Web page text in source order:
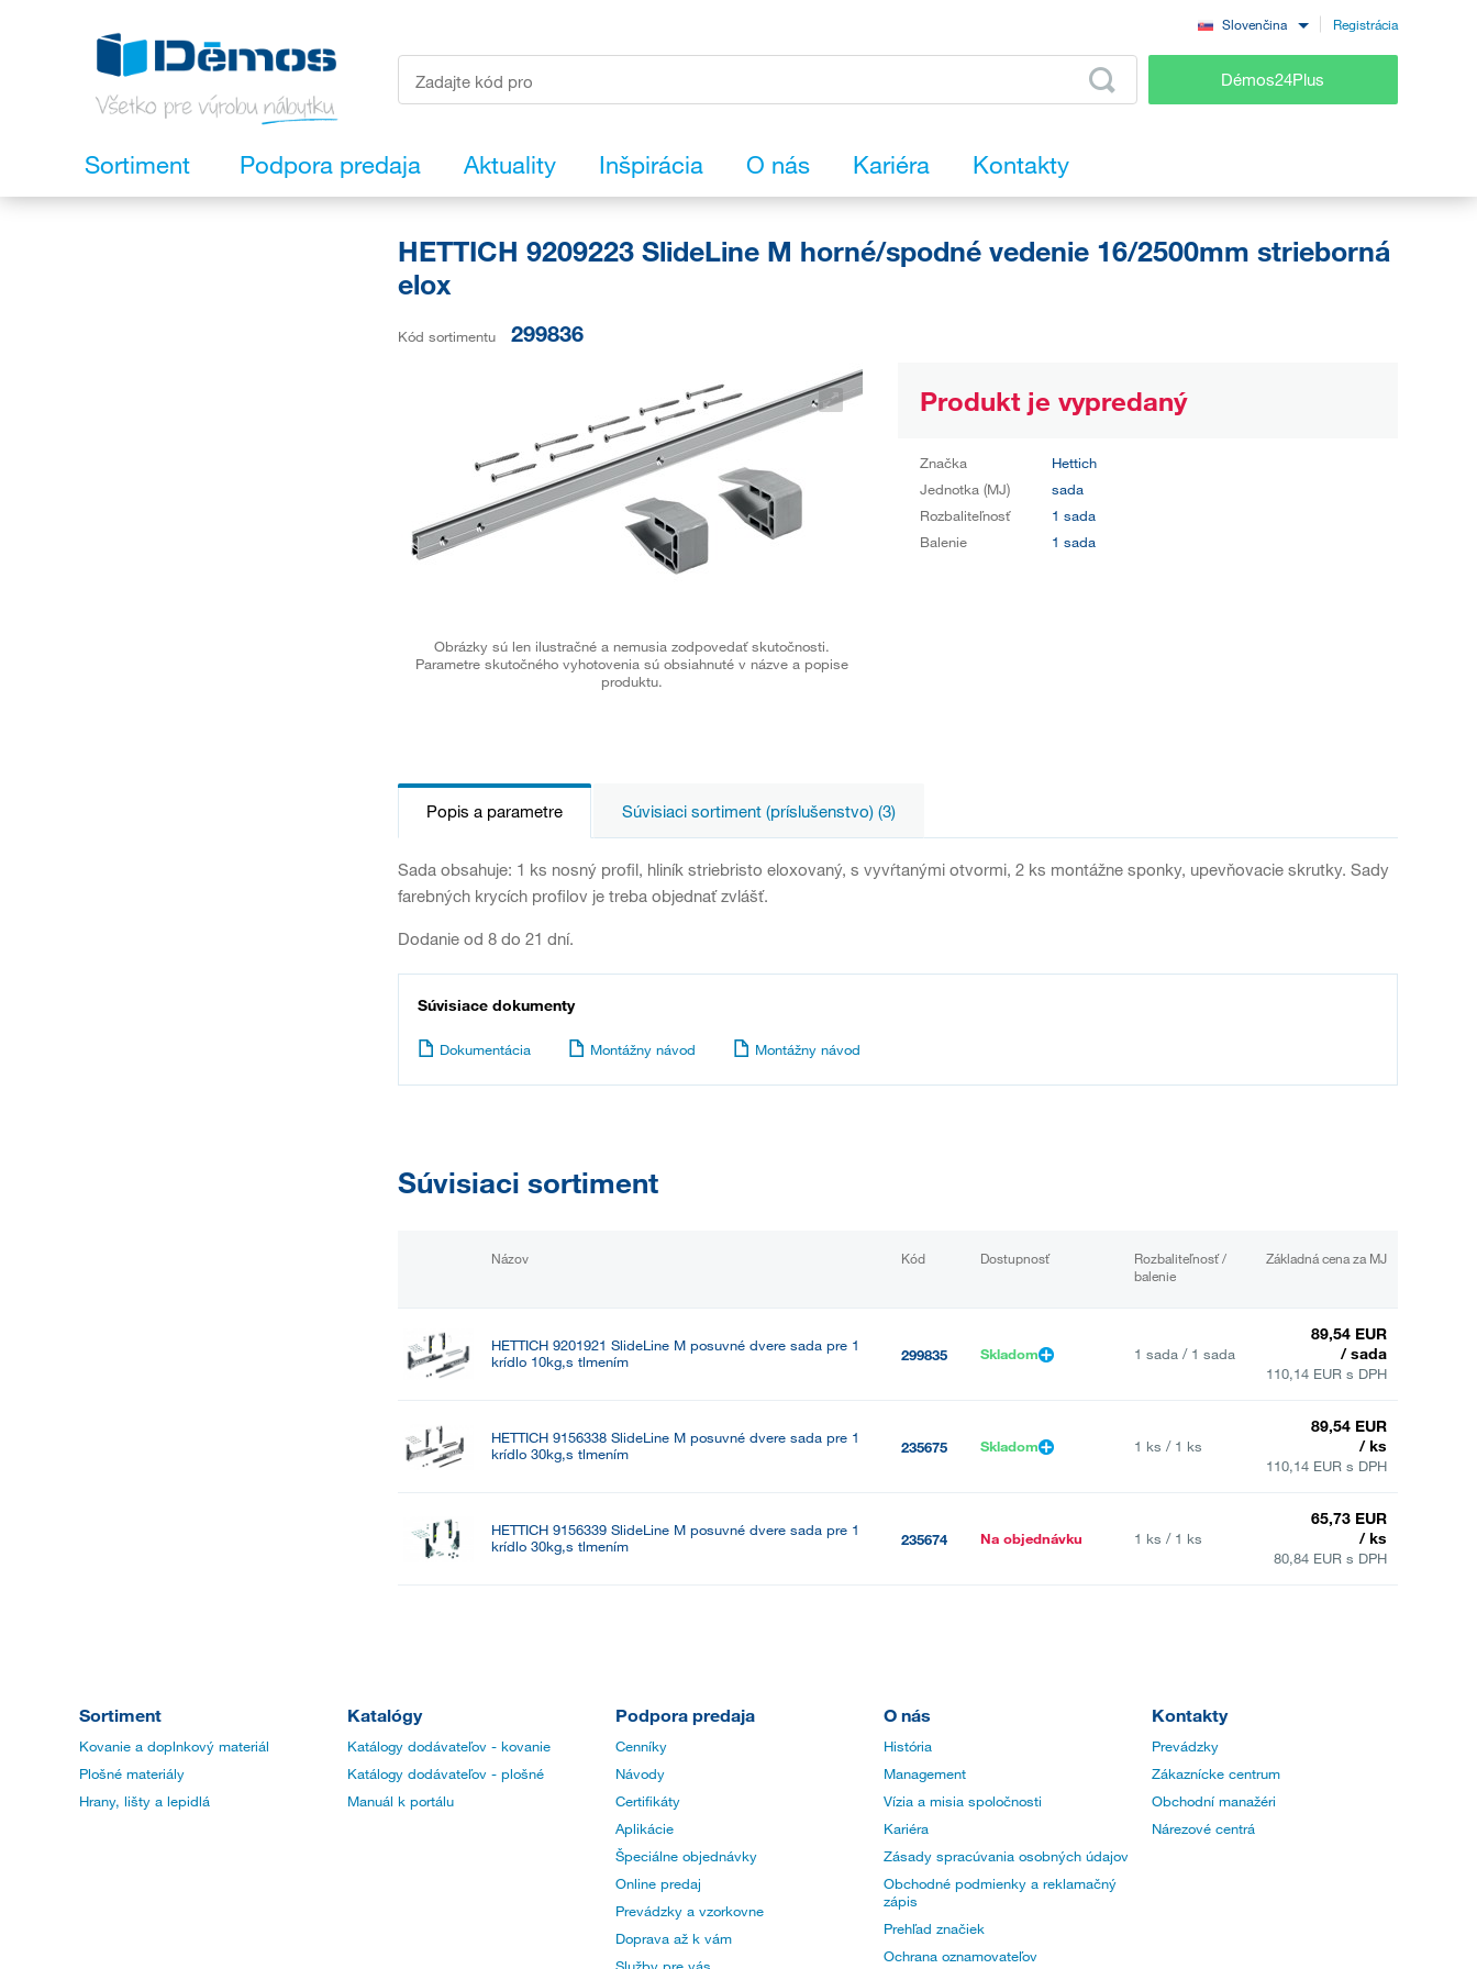
Slovenčina Registrácia
Démos24Plus
Sortiment Podpora predaja Aktuality Inšpirácia O nás Kariéra Kontakty
HETTICH 9209223 SlideLine M horné/spodné vedenie 16/2500mm strieborná
elox
Kód sortimentu 299836
Obrázky sú len ilustračné a nemusia zodpovedať skutočnosti.
Parametre skutočného vyhotovenia sú obsiahnuté v názve a popise
produktu.
Produkt je vypredaný
Značka
Hettich
Jednotka (MJ)
sada
Rozbaliteľnosť
1 sada
Balenie
1 sada
Popis a parametre Súvisiaci sortiment (príslušenstvo) (3)
Sada obsahuje: 1 ks nosný profil, hliník striebristo eloxovaný, s vyvŕtanými otvormi, 2 ks montážne sponky, upevňovacie skrutky. Sady
farebných krycích profilov je treba objednať zvlášť.
Dodanie od 8 do 21 dní.
Súvisiace dokumenty
Dokumentácia Montážny návod Montážny návod
Súvisiaci sortiment
Názov Kód Dostupnosť
Rozbaliteľnosť /
balenie
Základná cena za MJ
HETTICH 9201921 SlideLine M posuvné dvere sada pre 1
krídlo 10kg,s tlmením
299835 Skladom 1 sada / 1 sada
89,54 EUR
/ sada
110,14 EUR s DPH
HETTICH 9156338 SlideLine M posuvné dvere sada pre 1
krídlo 30kg,s tlmením
235675 Skladom 1 ks / 1 ks
89,54 EUR
/ ks
110,14 EUR s DPH
HETTICH 9156339 SlideLine M posuvné dvere sada pre 1
krídlo 30kg,s tlmením
235674 Na objednávku 1 ks / 1 ks
65,73 EUR
/ ks
80,84 EUR s DPH
Sortiment
Kovanie a doplnkový materiál
Plošné materiály
Hrany, lišty a lepidlá
Katalógy
Katálogy dodávateľov - kovanie
Katálogy dodávateľov - plošné
Manuál k portálu
Podpora predaja
Cenníky
Návody
Certifikáty
Aplikácie
Špeciálne objednávky
Online predaj
Prevádzky a vzorkovne
Doprava až k vám
O nás
História
Management
Vízia a misia spoločnosti
Kariéra
Zásady spracúvania osobných údajov
Obchodné podmienky a reklamačný
zápis
Prehľad značiek
Ochrana oznamovateľov
Kontakty
Prevádzky
Zákaznícke centrum
Obchodní manažéri
Nárezové centrá